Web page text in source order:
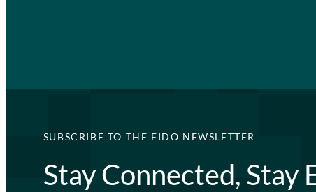
SUBSCRIBE TO THE FIDO NEWSLETTER
Stay Connected, Stay